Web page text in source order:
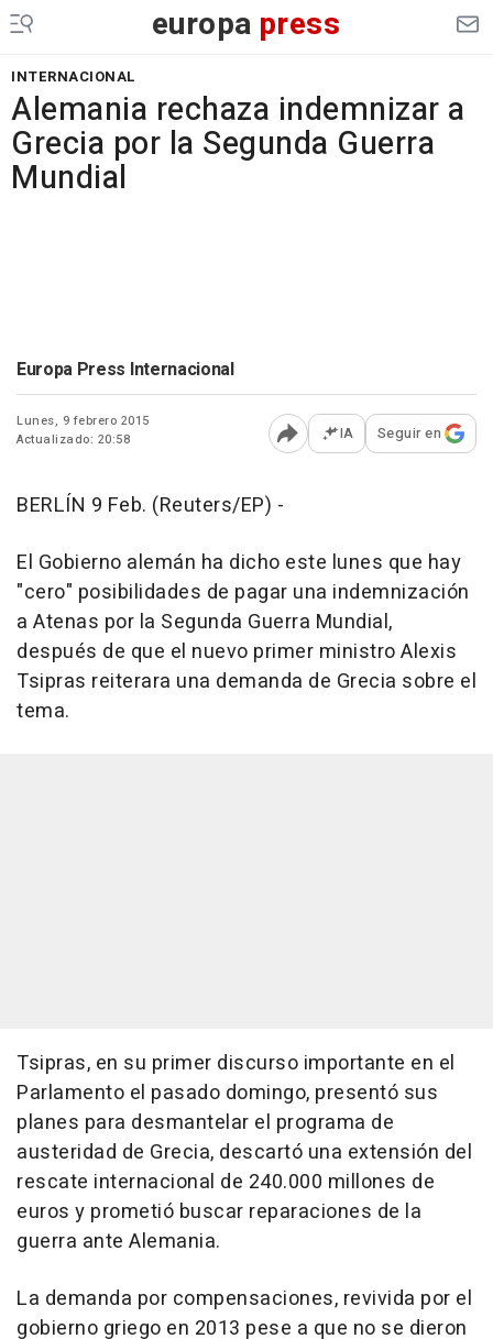
europa press
INTERNACIONAL
Alemania rechaza indemnizar a
Grecia por la Segunda Guerra
Mundial
Europa Press Internacional
Lunes, 9 febrero 2015
Actualizado: 20:58
Abrir opciones para
IA Seguir en
BERLÍN 9 Feb. (Reuters/EP) -
El Gobierno alemán ha dicho este lunes que hay
"cero" posibilidades de pagar una indemnización
a Atenas por la Segunda Guerra Mundial,
después de que el nuevo primer ministro Alexis
Tsipras reiterara una demanda de Grecia sobre el
tema.
Tsipras, en su primer discurso importante en el
Parlamento el pasado domingo, presentó sus
planes para desmantelar el programa de
austeridad de Grecia, descartó una extensión del
rescate internacional de 240.000 millones de
euros y prometió buscar reparaciones de la
guerra ante Alemania.
La demanda por compensaciones, revivida por el
gobierno griego en 2013 pese a que no se dieron